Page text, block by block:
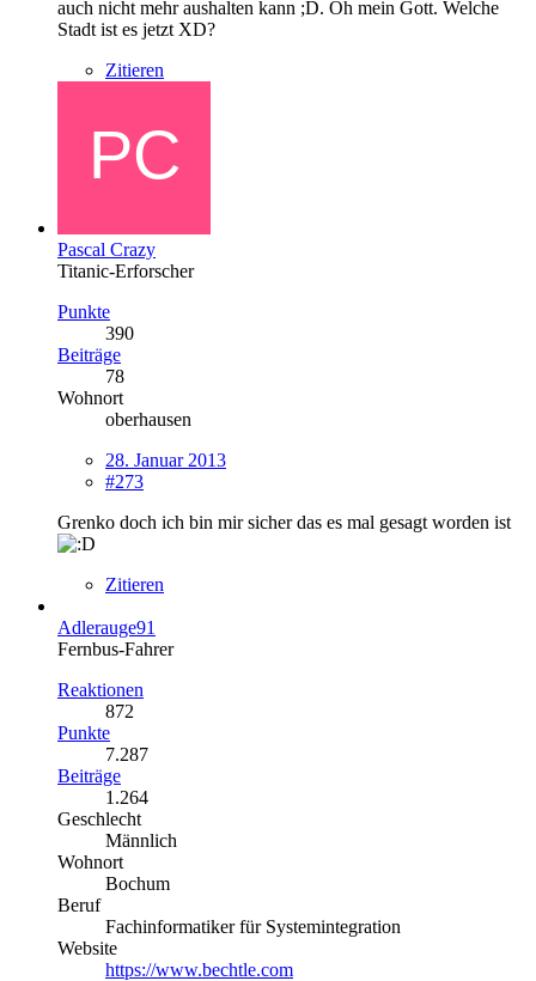
auch nicht mehr aushalten kann ;D. Oh mein Gott. Welche
Stadt ist es jetzt XD?
Zitieren
Pascal Crazy
Titanic-Erforscher
Punkte
390
Beiträge
78
Wohnort
oberhausen
28. Januar 2013
#273
Grenko doch ich bin mir sicher das es mal gesagt worden ist
Zitieren
Adlerauge91
Fernbus-Fahrer
Reaktionen
872
Punkte
7.287
Beiträge
1.264
Geschlecht
Männlich
Wohnort
Bochum
Beruf
Fachinformatiker für Systemintegration
Website
https://www.bechtle.com